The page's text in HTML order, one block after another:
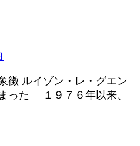
徴 ルイゾン・レ・グエン
た １９７６年以来、